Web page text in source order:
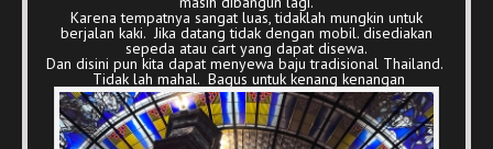
Karena tempatnya sangat luas, tidaklah mungkin untuk
berjalan kaki. Jika datang tidak dengan mobil. disediakan
sepeda atau cart yang dapat disewa.
Dan disini pun kita dapat menyewa baju tradisional Thailand.
Tidak lah mahal. Bagus untuk kenang kenangan